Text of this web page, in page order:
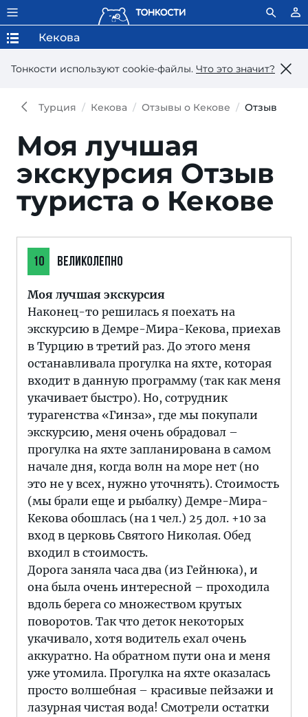
Тонкости используют сookie-файлы. Что это значит?
Кекова
Турция Кекова Отзывы о Кекове Отзыв
Моя лучшая
экскурсия Отзыв
туриста о Кекове
10 ВЕЛИКОЛЕПНО
Моя лучшая экскурсия
Наконец-то решилась я поехать на
экскурсию в Демре-Мира-Кекова, приехав
в Турцию в третий раз. До этого меня
останавливала прогулка на яхте, которая
входит в данную программу (так как меня
укачивает быстро). Но, сотрудник
турагенства «Гинза», где мы покупали
экскурсию, меня очень обрадовал –
прогулка на яхте запланирована в самом
начале дня, когда волн на море нет (но
это не у всех, нужно уточнять). Стоимость
(мы брали еще и рыбалку) Демре-Мира-
Кекова обошлась (на 1 чел.) 25 дол. +10 за
вход в церковь Святого Николая. Обед
входил в стоимость.
Дорога заняла часа два (из Гейнюка), и
она была очень интересной – проходила
вдоль берега со множеством крутых
поворотов. Так что деток некоторых
укачивало, хотя водитель ехал очень
аккуратно. На обратном пути она и меня
уже утомила. Прогулка на яхте оказалась
просто волшебная – красивые пейзажи и
лазурная чистая вода! Смотрели остатки